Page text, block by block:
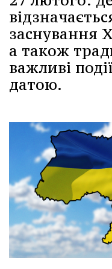
заснування
а також
важливі
датою.